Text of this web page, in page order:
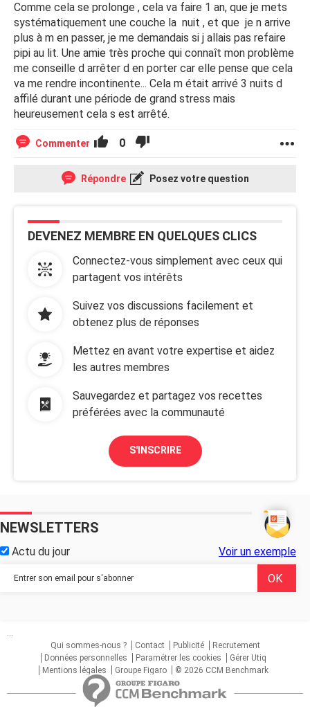
Comme cela se prolonge , cela va faire 1 an, que je mets
systématiquement une couche la nuit , et que je n arrive
plus à m en passer, je me demandais si j allais pas refaire
pipi au lit. Une amie très proche qui connaît mon problème
me conseille d arrêter d en porter car elle pense que cela
va me rendre incontinente... Cela m était arrivé 3 nuits d
affilé durant une période de grand stress mais
heureusement cela s est arrêté.
Commenter 0
Répondre Posez votre question
DEVENEZ MEMBRE EN QUELQUES CLICS
Connectez-vous simplement avec ceux qui
partagent vos intérêts
Suivez vos discussions facilement et
obtenez plus de réponses
Mettez en avant votre expertise et aidez
les autres membres
Sauvegardez et partagez vos recettes
préférées avec la communauté
S'INSCRIRE
NEWSLETTERS
Actu du jour Voir un exemple
...
Qui sommes-nous ?
Contact Publicité
Recrutement
Données personnelles
Paramétrer les cookies
Gérer Utiq
Mentions légales
Groupe Figaro © 2026 CCM Benchmark